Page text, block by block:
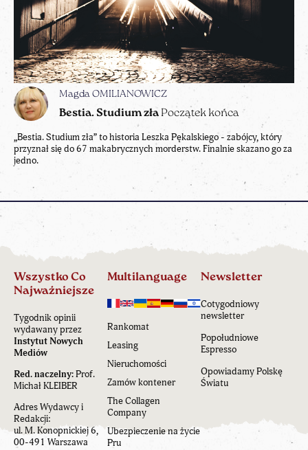
Magda OMILIANOWICZ
Bestia. Studium zła Początek końca
„Bestia. Studium zła” to historia Leszka Pękalskiego - zabójcy, który
przyznał się do 67 makabrycznych morderstw. Finalnie skazano go za
jedno.
Wszystko Co
Najważniejsze
Tygodnik opinii
wydawany przez
Instytut Nowych
Mediów
Red. naczelny:Prof.
Michał KLEIBER
Adres Wydawcy i
Redakcji:
ul. M. Konopnickiej 6,
00-491 Warszawa
Multilanguage
Rankomat
Leasing
Nieruchomości
Zamów kontener
The Collagen
Company
Ubezpieczenie na życie
Pru
Newsletter
Cotygodniowy
newsletter
Popołudniowe
Espresso
Opowiadamy Polskę
Światu